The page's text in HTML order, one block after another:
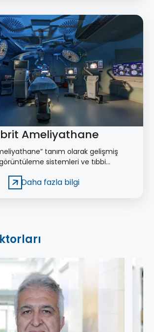
Ameliyathane
tanım olarak gelişmiş
sistemleri ve tıbbi
ameliyathane odaları için
Daha fazla bilgi